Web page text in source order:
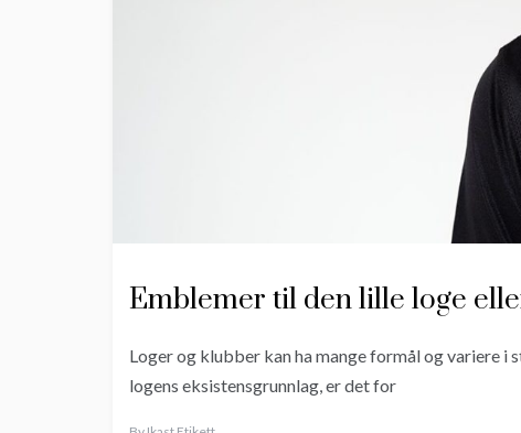
Emblemer til den lille loge
Loger og klubber kan ha mange formål og variere i
logens eksistensgrunnlag, er det for